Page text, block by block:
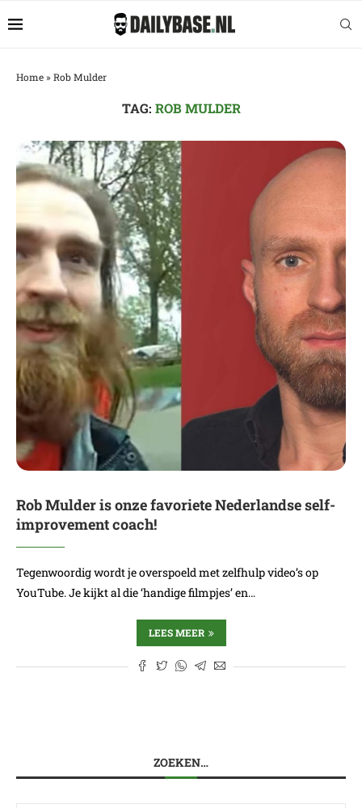
Home» Rob Mulder
TAG: ROB MULDER
Rob Mulder is onze favoriete Nederlandse self-
improvement coach!
Tegenwoordig wordt je overspoeld met zelfhulp video’s op
YouTube. Je kijkt al die ‘handige filmpjes’ en…
LEES MEER
ZOEKEN…